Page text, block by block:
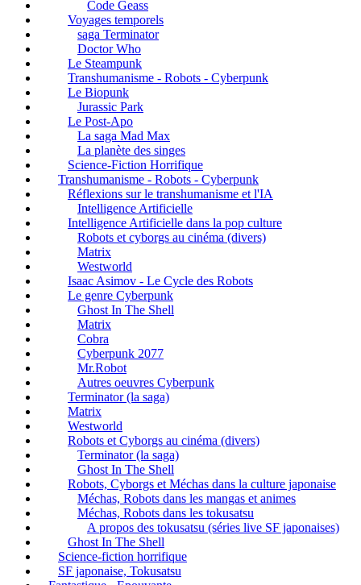
Code Geass
Voyages temporels
saga Terminator
Doctor Who
Le Steampunk
Transhumanisme - Robots - Cyberpunk
Le Biopunk
Jurassic Park
Le Post-Apo
La saga Mad Max
La planète des singes
Science-Fiction Horrifique
Transhumanisme - Robots - Cyberpunk
Réflexions sur le transhumanisme et l'IA
Intelligence Artificielle
Intelligence Artificielle dans la pop culture
Robots et cyborgs au cinéma (divers)
Matrix
Westworld
Isaac Asimov - Le Cycle des Robots
Le genre Cyberpunk
Ghost In The Shell
Matrix
Cobra
Cyberpunk 2077
Mr.Robot
Autres oeuvres Cyberpunk
Terminator (la saga)
Matrix
Westworld
Robots et Cyborgs au cinéma (divers)
Terminator (la saga)
Ghost In The Shell
Robots, Cyborgs et Méchas dans la culture japonaise
Méchas, Robots dans les mangas et animes
Méchas, Robots dans les tokusatsu
A propos des tokusatsu (séries live SF japonaises)
Ghost In The Shell
Science-fiction horrifique
SF japonaise, Tokusatsu